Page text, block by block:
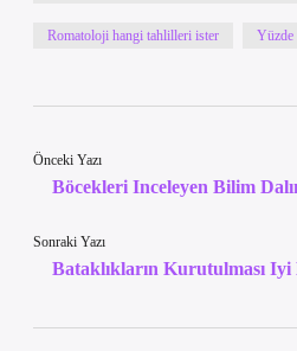
Romatoloji hangi tahlilleri ister Yüzde
Önceki Yazı
Böcekleri Inceleyen Bilim
Sonraki Yazı
Bataklıkların Kurutulması